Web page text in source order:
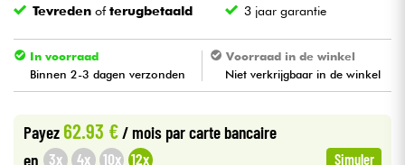
Kinderen
Kabels & toebehoren
Tevreden ofterugbetaald 3 jaar garantie
In voorraad
Binnen 2-3 dagen verzonden
Voorraad in de winkel
Niet verkrijgbaar in de winkel
Payez62.93 €/ mois par carte bancaire
en 3x 4x 10x 12x Simuler